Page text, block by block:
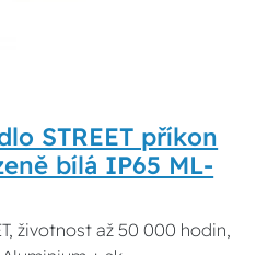
STREET příkon
bílá IP65 ML-
životnost až 50 000 hodin,